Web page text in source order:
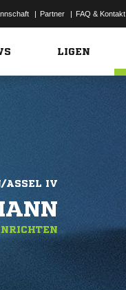
| Partner | FAQ & Kontakt
LIGEN
ASSEL IV